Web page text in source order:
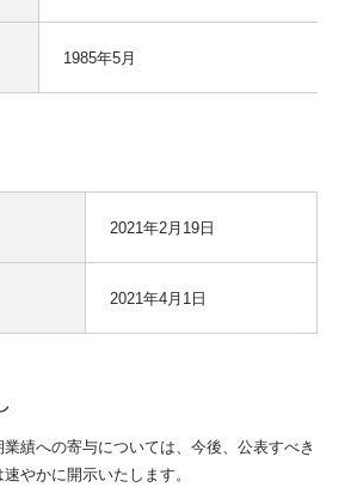
1985年5月
2021年2月19日
2021年4月1日
績への寄与については、今後、公表すべき
やかに開示いたします。